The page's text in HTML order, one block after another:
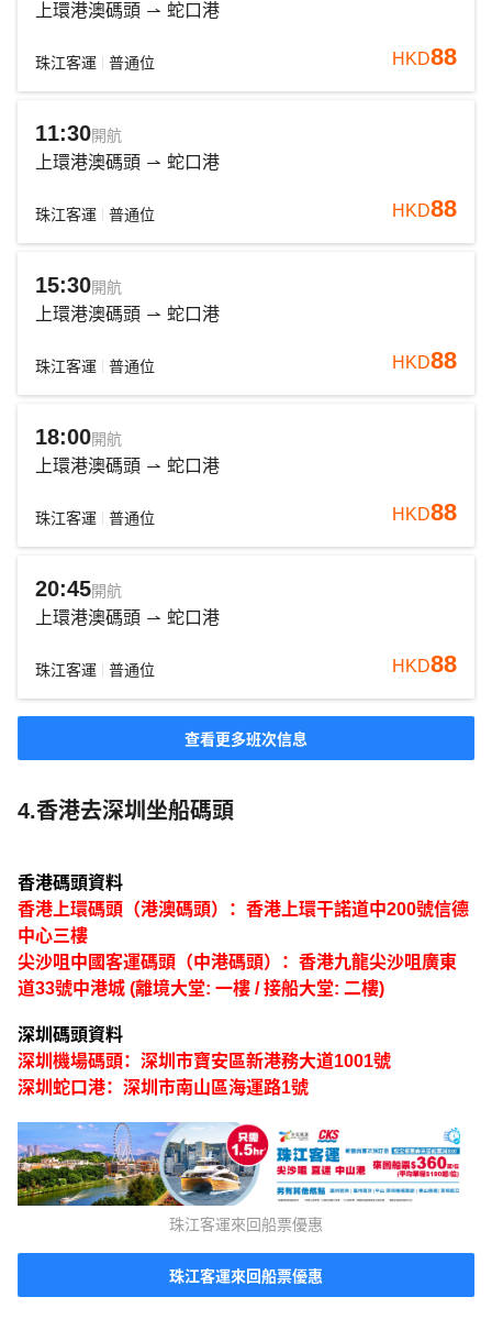
上環港澳碼頭 蛇口港
珠江客運 普通位 HKD88
11:30開航
上環港澳碼頭 蛇口港
珠江客運 普通位 HKD88
15:30開航
上環港澳碼頭 蛇口港
珠江客運 普通位 HKD88
18:00開航
上環港澳碼頭 蛇口港
珠江客運 普通位 HKD88
20:45開航
上環港澳碼頭 蛇口港
珠江客運 普通位 HKD88
查看更多班次信息
4.香港去深圳坐船碼頭
香港碼頭資料
香港上環碼頭（港澳碼頭）：香港上環干諾道中200號信德
中心三樓
尖沙咀中國客運碼頭（中港碼頭）：香港九龍尖沙咀廣東
道33號中港城 (離境大堂: 一樓 / 接船大堂: 二樓)
深圳碼頭資料
深圳機場碼頭：深圳市寶安區新港務大道1001號
深圳蛇口港：深圳市南山區海運路1號
珠江客運來回船票優惠
珠江客運來回船票優惠